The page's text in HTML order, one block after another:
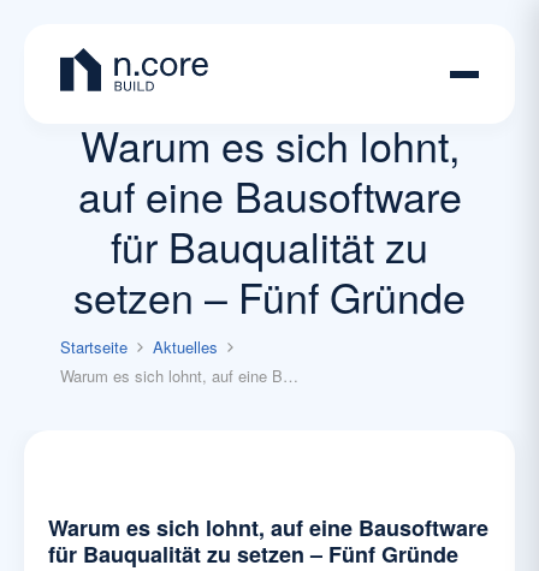
Warum es sich lohnt,
auf eine Bausoftware
für Bauqualität zu
setzen – Fünf Gründe
Startseite
Aktuelles
Warum es sich lohnt, auf eine Bausoftware für Bauqualität zu setzen – Fünf Gründe
Warum es sich lohnt, auf eine Bausoftware
für Bauqualität zu setzen – Fünf Gründe